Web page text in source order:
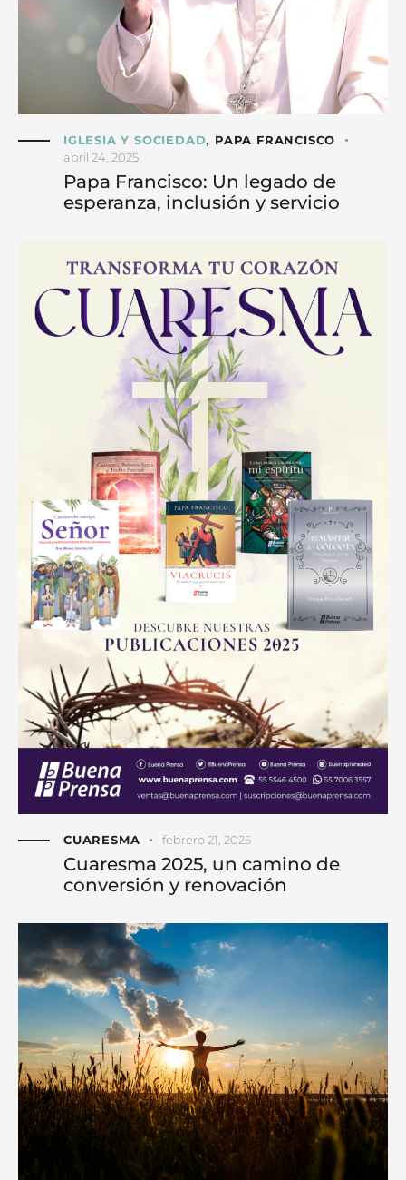
IGLESIA Y SOCIEDAD, PAPA FRANCISCO
abril 24, 2025
Papa Francisco: Un legado de
esperanza, inclusión y servicio
CUARESMA febrero 21, 2025
Cuaresma 2025, un camino de
conversión y renovación